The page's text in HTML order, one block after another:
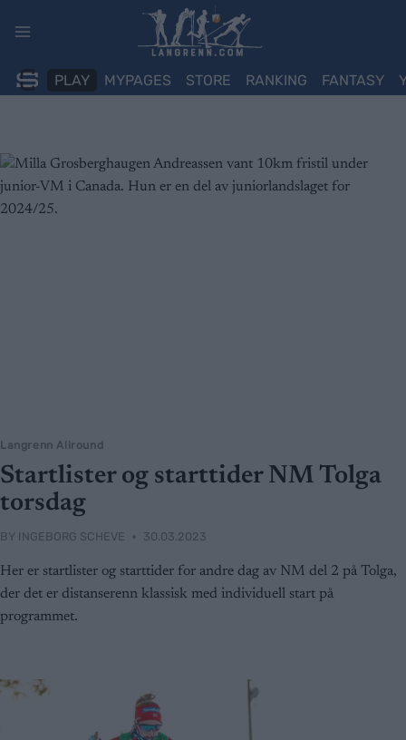
PLAY MYPAGES STORE RANKING FANTASY
Langrenn Allround
Startlister og starttider NM Tolga
torsdag
BY INGEBORG SCHEVE 30.03.2023
Her er startlister og starttider for andre dag av NM del 2 på Tolga,
der det er distanserenn klassisk med individuell start på
programmet.